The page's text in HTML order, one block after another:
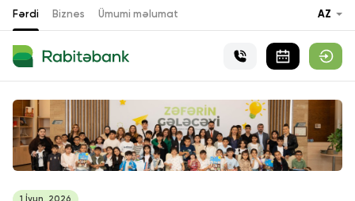
Fərdi Biznes Ümumi məlumat AZ
1 İyun, 2026